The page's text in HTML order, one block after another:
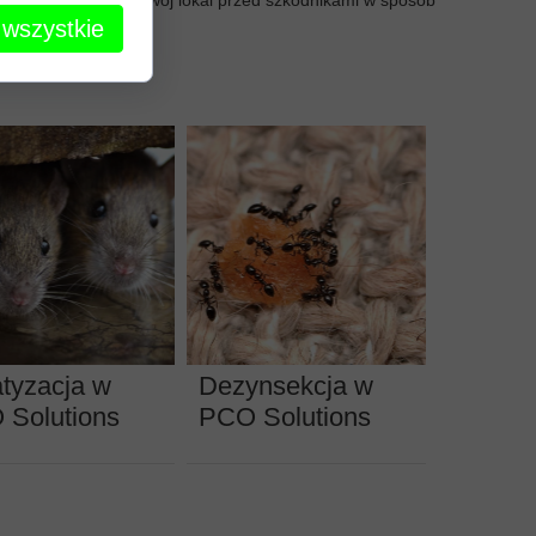
w
Solutions
Dezynsekcja w
PCO Solutions